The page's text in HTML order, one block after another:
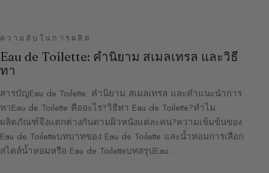
ความลับในการผลิต
Eau de Toilette: คำนิยาม สเมลเทรล และวิธี
ทา
สารบัญEau de Toilette: คำนิยาม สเมลเทรล และคำแนะนำการ
ทาEau de Toilette คืออะไร?วิธีทา Eau de Toilette?ทำไม
ผลิตภัณฑ์จึงแตกต่างกันตามผิวหนังแต่ละคน?ความเข้มข้นของ
Eau de Toiletteบทบาทของ Eau de Toilette และน้ำหอมการเลือก
สไตล์น้ำหอมหรือ Eau de ToiletteบทสรุปEau…